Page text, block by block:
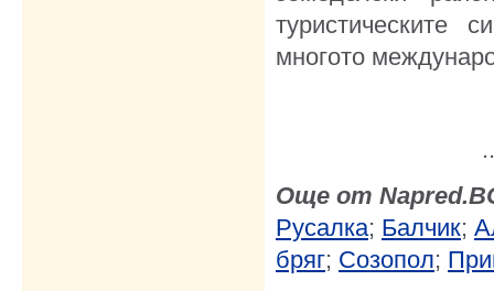
туристическите
многото
Още от
Русалка; Балчик;
бряг; Созопол;